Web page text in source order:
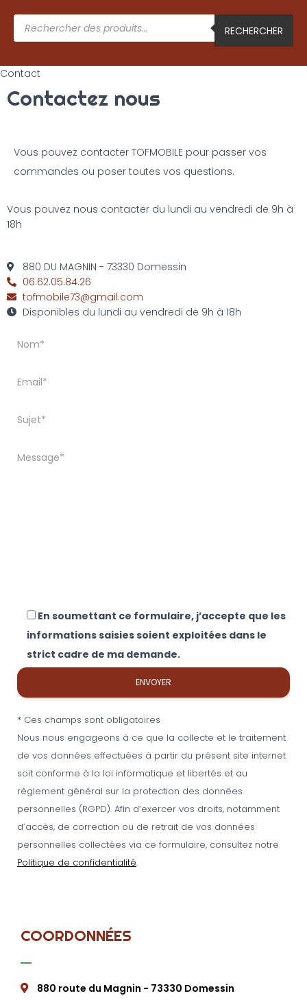
RECHERCHER
Contact
Contactez nous
Vous pouvez contacter TOFMOBILE pour passer vos
commandes ou poser toutes vos questions.
Vous pouvez nous contacter du lundi au vendredi de 9h à
18h
880 DU MAGNIN - 73330 Domessin
06.62.05.84.26
tofmobile73@gmail.com
Disponibles du lundi au vendredi de 9h à 18h
En soumettant ce formulaire, j’accepte que les
informations saisies soient exploitées dans le
strict cadre de ma demande.
* Ces champs sont obligatoires
Nous nous engageons à ce que la collecte et le traitement
de vos données effectuées à partir du présent site internet
soit conforme à la loi informatique et libertés et au
règlement général sur la protection des données
personnelles (RGPD). Afin d’exercer vos droits, notamment
d’accès, de correction ou de retrait de vos données
personnelles collectées via ce formulaire, consultez notre
Politique de confidentialité.
COORDONNÉES
880 route du Magnin - 73330 Domessin